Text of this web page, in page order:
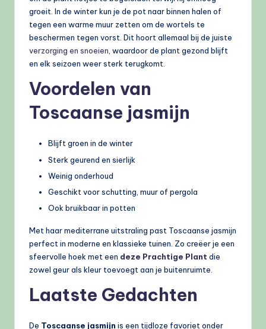
groeit. In de winter kun je de pot naar binnen halen of
tegen een warme muur zetten om de wortels te
beschermen tegen vorst. Dit hoort allemaal bij de juiste
verzorging en snoeien, waardoor de plant gezond blijft
en elk seizoen weer sterk terugkomt.
Voordelen van
Toscaanse jasmijn
Blijft groen in de winter
Sterk geurend en sierlijk
Weinig onderhoud
Geschikt voor schutting, muur of pergola
Ook bruikbaar in potten
Met haar mediterrane uitstraling past Toscaanse jasmijn
perfect in moderne en klassieke tuinen. Zo creëer je een
sfeervolle hoek met een deze Prachtige Plant die
zowel geur als kleur toevoegt aan je buitenruimte.
Laatste Gedachten
De Toscaanse jasmijn is een tijdloze favoriet onder